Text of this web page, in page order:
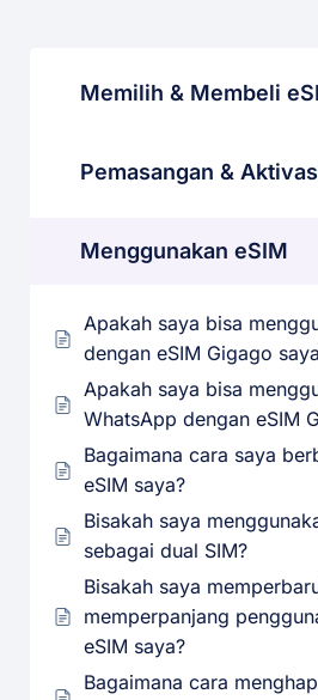
Memilih & Membeli
Pemasangan &
Menggunakan eSIM
Apakah saya bisa
dengan eSIM Gigago
Apakah saya bisa
WhatsApp dengan eSIM
Bagaimana cara saya
eSIM saya?
Bisakah saya
sebagai dual SIM?
Bisakah saya
memperpanjang
eSIM saya?
Bagaimana cara